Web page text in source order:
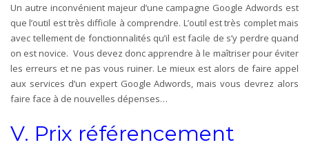
Un autre inconvénient majeur d’une campagne Google Adwords est
que l’outil est très difficile à comprendre. L’outil est très complet mais
avec tellement de fonctionnalités qu’il est facile de s’y perdre quand
on est novice. Vous devez donc apprendre à le maîtriser pour éviter
les erreurs et ne pas vous ruiner. Le mieux est alors de faire appel
aux services d’un expert Google Adwords, mais vous devrez alors
faire face à de nouvelles dépenses…
V. Prix référencement